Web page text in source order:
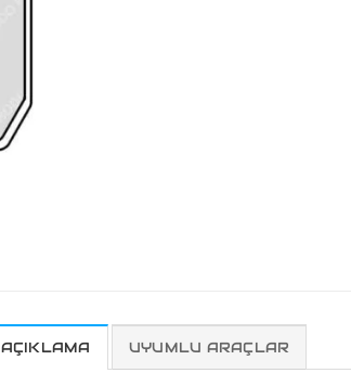
AÇIKLAMA UYUMLU ARAÇLAR